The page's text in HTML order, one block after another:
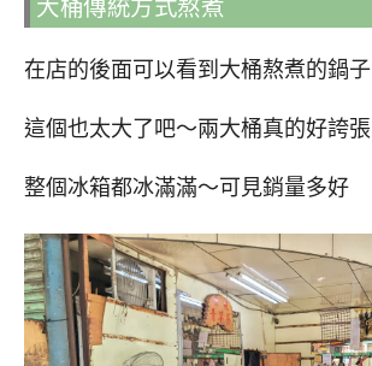
大桶傳統方式熬煮
在店的後面可以看到大桶熬煮的鍋子
這個也太大了吧～兩大桶真的好誇張
整個冰箱都冰滿滿～可見銷量多好